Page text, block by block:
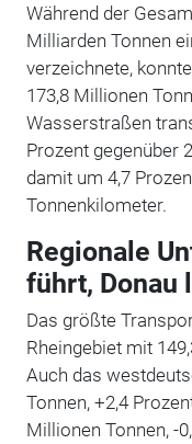
Während der
Milliarden Tonnen
verzeichnete,
173,8 Millionen
Wasserstraßen
Prozent gegenüber
damit um 4,7
Tonnenkilometer.
Regionale
führt, Donau
Das größte
Rheingebiet mit
Auch das
Tonnen, +2,4
Millionen Tonnen, -